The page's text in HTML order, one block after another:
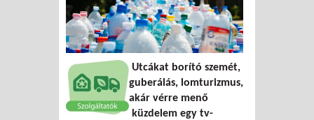
Utcákat borító szemét,
guberálás, lomturizmus,
akár vérre menő
küzdelem egy tv-